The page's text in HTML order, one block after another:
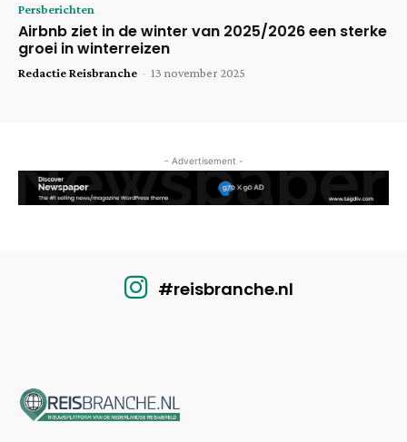
Persberichten
Airbnb ziet in de winter van 2025/2026 een sterke
groei in winterreizen
Redactie Reisbranche - 13 november 2025
- Advertisement -
#reisbranche.nl